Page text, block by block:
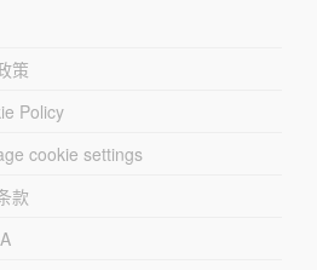
策
Policy
cookie settings
款